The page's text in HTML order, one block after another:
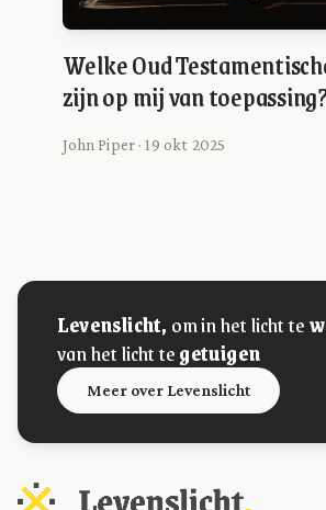
Welke Oud
zijn op mij van
John Piper · 19 okt 2025
Levenslicht, om in het licht te
van het licht tegetuigen
Meer over Levenslicht